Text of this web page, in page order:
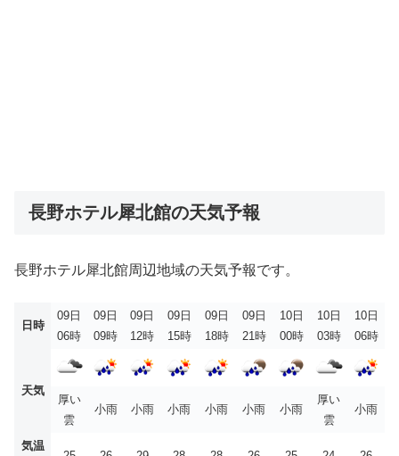
長野ホテル犀北館の天気予報
長野ホテル犀北館周辺地域の天気予報です。
日時
09日
06時
09日
09時
09日
12時
09日
15時
09日
18時
09日
21時
10日
00時
10日
03時
10日
06時
天気
厚い
雲
小雨 小雨 小雨 小雨 小雨 小雨
厚い
雲
小雨
気温